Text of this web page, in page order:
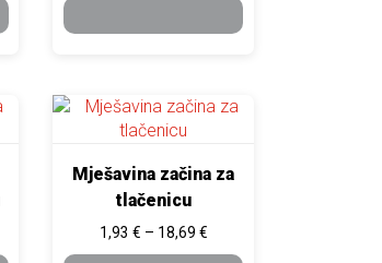
na stranici proizvoda
Opcije se mogu odabrati na stranici
Mješavina začina za
tlačenicu
1,93 € – 18,69 €Raspon cijena: od 1,93 €
Ovaj proizvod ima više varijanti. Opcije